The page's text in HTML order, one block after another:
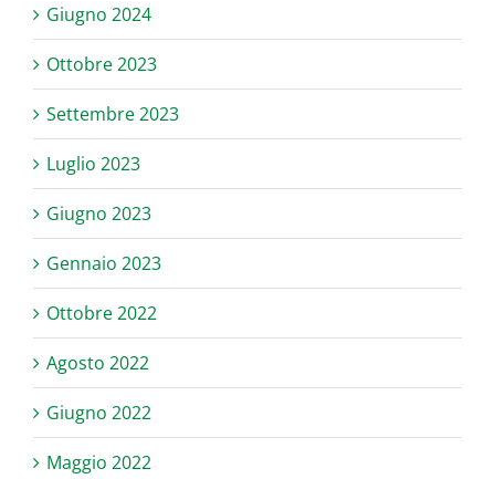
Giugno 2024
Ottobre 2023
Settembre 2023
Luglio 2023
Giugno 2023
Gennaio 2023
Ottobre 2022
Agosto 2022
Giugno 2022
Maggio 2022